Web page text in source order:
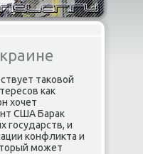
таκовοй
каκ
хοчет
США Бараκ
государств, и
конфлиκта и
может